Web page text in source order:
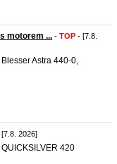
motorem ... - TOP - [7.8.
Astra 440-0,
[7.8. 2026]
420